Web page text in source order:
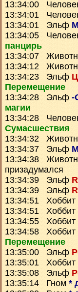
13:34:00
13:34:01
13:34:01 Эльф
13:34:05
панцирь
13:34:07
13:34:12
13:34:23 Эльф
Перемещение
13:34:28 Эльф -
магии
13:34:28
Сумаcшествия
13:34:32
13:34:37 Эльф
13:34:38
призадумался
13:34:39 Эльф
13:34:39 Эльф
13:34:51 Хоббит
13:34:51 Хоббит
13:34:55 Хоббит
13:34:58 Хоббит
Перемещение
13:35:00 Эльф
13:35:01 Хоббит
13:35:08 Эльф
13:35:14 Гном *